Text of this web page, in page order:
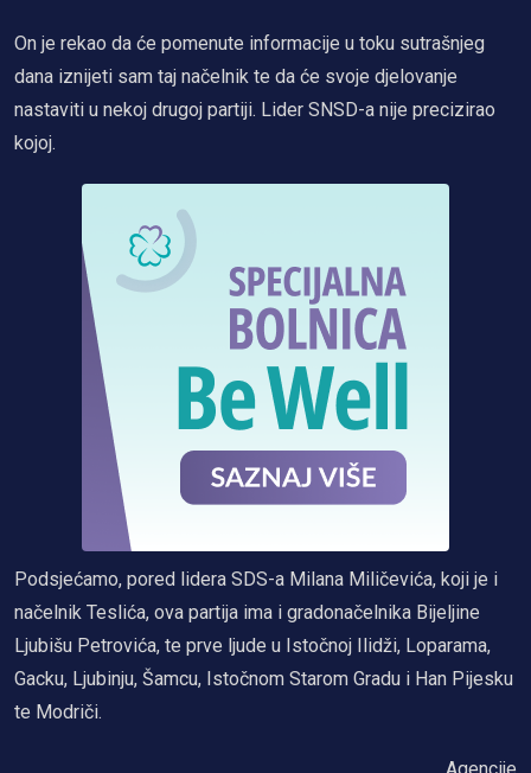
On je rekao da će pomenute informacije u toku sutrašnjeg
dana iznijeti sam taj načelnik te da će svoje djelovanje
nastaviti u nekoj drugoj partiji. Lider SNSD-a nije precizirao
kojoj.
Podsjećamo, pored lidera SDS-a Milana Miličevića, koji je i
načelnik Teslića, ova partija ima i gradonačelnika Bijeljine
Ljubišu Petrovića, te prve ljude u Istočnoj Ilidži, Loparama,
Gacku, Ljubinju, Šamcu, Istočnom Starom Gradu i Han Pijesku
te Modriči.